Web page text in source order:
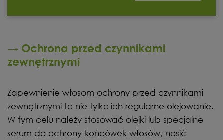
→ Ochrona przed czynnikami
zewnętrznymi
Zapewnienie włosom ochrony przed czynnikami
zewnętrznymi to nie tylko ich regularne olejowanie.
W tym celu należy stosować olejki lub specjalne
serum do ochrony końcówek włosów, nosić